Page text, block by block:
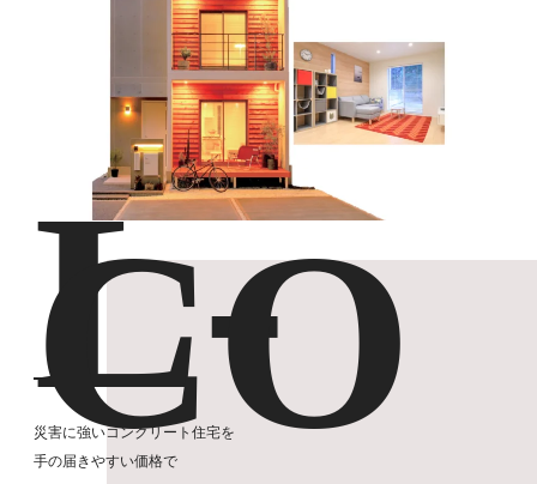
L-
CO
災害に強いコンクリート住宅を
手の届きやすい価格で